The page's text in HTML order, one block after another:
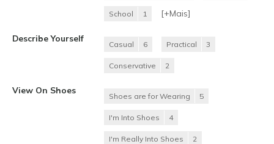
School 1 [+Mais]
Describe Yourself
Casual 6 Practical 3
Conservative 2
View On Shoes
Shoes are for Wearing 5
I'm Into Shoes 4
I'm Really Into Shoes 2